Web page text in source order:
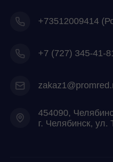
+73512009414
+7 (727) 345-41-
454090,
г. Челябинск,